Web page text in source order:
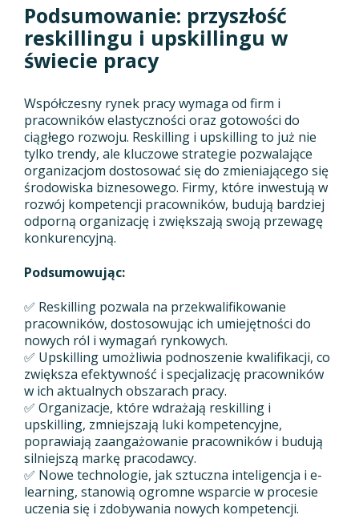
Podsumowanie: przyszłość
reskillingu i upskillingu w
świecie pracy
Współczesny rynek pracy wymaga od firm i
pracowników elastyczności oraz gotowości do
ciągłego rozwoju. Reskilling i upskilling to już nie
tylko trendy, ale kluczowe strategie pozwalające
organizacjom dostosować się do zmieniającego się
środowiska biznesowego. Firmy, które inwestują w
rozwój kompetencji pracowników, budują bardziej
odporną organizację i zwiększają swoją przewagę
konkurencyjną.
Podsumowując:
✅ Reskilling pozwala na przekwalifikowanie
pracowników, dostosowując ich umiejętności do
nowych ról i wymagań rynkowych.
✅ Upskilling umożliwia podnoszenie kwalifikacji, co
zwiększa efektywność i specjalizację pracowników
w ich aktualnych obszarach pracy.
✅ Organizacje, które wdrażają reskilling i
upskilling, zmniejszają luki kompetencyjne,
poprawiają zaangażowanie pracowników i budują
silniejszą markę pracodawcy.
✅ Nowe technologie, jak sztuczna inteligencja i e-
learning, stanowią ogromne wsparcie w procesie
uczenia się i zdobywania nowych kompetencji.